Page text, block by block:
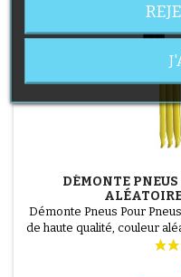
DÉMONTE PNEUS
Démonte Pneus Pour
de haute qualité, couleur
ou 3 pièces en acier ( gris )
et uniquement à la main,